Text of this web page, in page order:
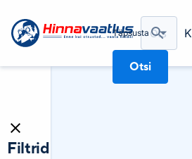
Täpsusta
Otsi
Filtrid